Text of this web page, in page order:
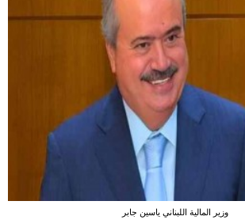
مرأة
وتكنولوجيا
مدوَّنات
وزير المالية اللبناني ياسين جابر